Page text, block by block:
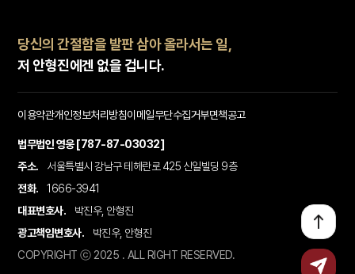
당신의 간절함을 발판 삼아 올라서는 일,
저 안형진에겐 없을 겁니다.
법무법인 영웅 [787-87-03032]
주소.
서울특별시 강남구 테헤란로 425 신일빌딩 9층
전화.
1666-3941
대표변호사.
박진우, 안형진
광고책임변호사.
박진우, 안형진
COPYRIGHT ⓒ 2025 . ALL RIGHT RESERVED.
이용약관개인정보처리방침이메일무단수집거부면책공고